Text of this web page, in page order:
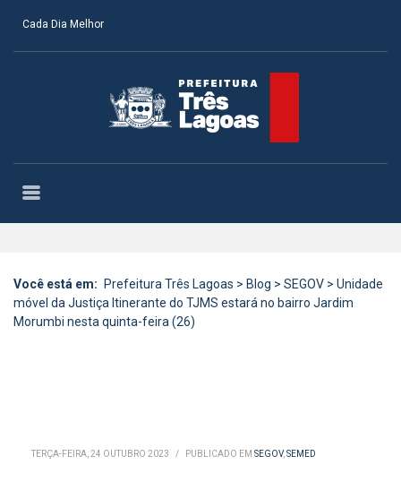
Cada Dia Melhor
Você está em: Prefeitura Três Lagoas > Blog > SEGOV > Unidade
móvel da Justiça Itinerante do TJMS estará no bairro Jardim
Morumbi nesta quinta-feira (26)
TERÇA-FEIRA, 24 OUTUBRO 2023 / PUBLICADO EM SEGOV,SEMED